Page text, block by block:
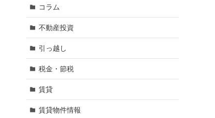
コラム
不動産投資
引っ越し
税金・節税
賃貸
賃貸物件情報